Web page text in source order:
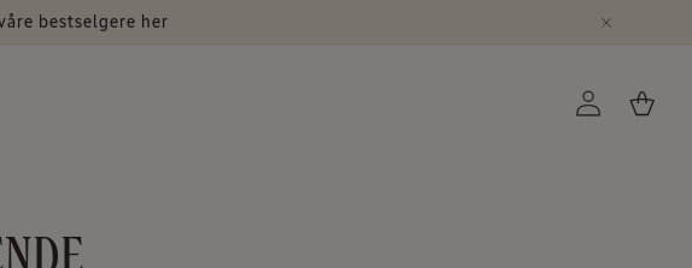
bestselgere her
Logg
inn
Handlekurv